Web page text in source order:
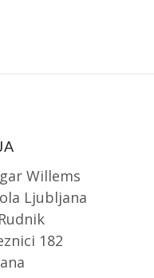
Willems
Ljubljana
182